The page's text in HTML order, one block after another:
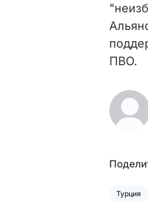
ПВО.
Турция